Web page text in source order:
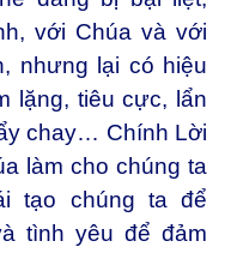
với Chúa và với
nhưng lại có hiệu
lặng, tiêu cực, lẩn
chay… Chính Lời
làm cho chúng ta
tạo chúng ta để
tình yêu để đảm